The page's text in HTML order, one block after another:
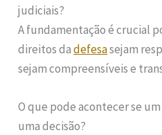
judiciais?
A fundamentação é crucial
direitos dadefesasejam
sejam compreensíveis e
O que pode acontecer se
uma decisão?